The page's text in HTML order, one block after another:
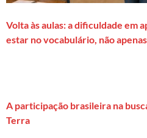
Volta às aulas: a dificuldade em
estar no vocabulário, não
A participação brasileira na
Terra